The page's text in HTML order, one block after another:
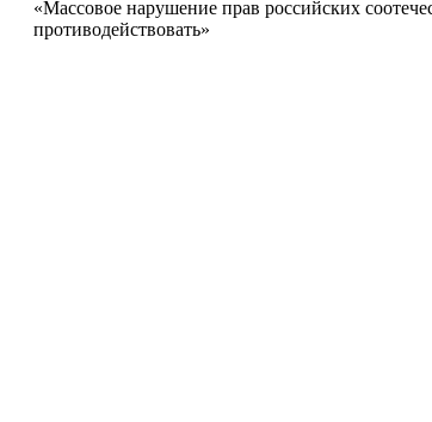
«Массовое нарушение прав российских
противодействовать»